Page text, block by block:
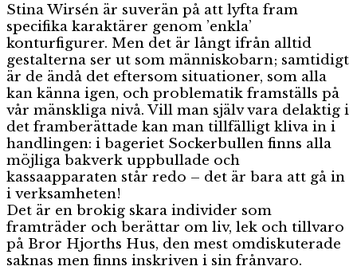
Stina Wirsén är suverän på att lyfta fram
specifika karaktärer genom ’enkla’
konturfigurer. Men det är långt ifrån alltid
gestalterna ser ut som människobarn; samtidigt
är de ändå det eftersom situationer, som alla
kan känna igen, och problematik framställs på
vår mänskliga nivå. Vill man själv vara delaktig i
det framberättade kan man tillfälligt kliva in i
handlingen: i bageriet Sockerbullen finns alla
möjliga bakverk uppbullade och
kassaapparaten står redo – det är bara att gå in
i verksamheten!
Det är en brokig skara individer som
framträder och berättar om liv, lek och tillvaro
på Bror Hjorths Hus, den mest omdiskuterade
saknas men finns inskriven i sin frånvaro.